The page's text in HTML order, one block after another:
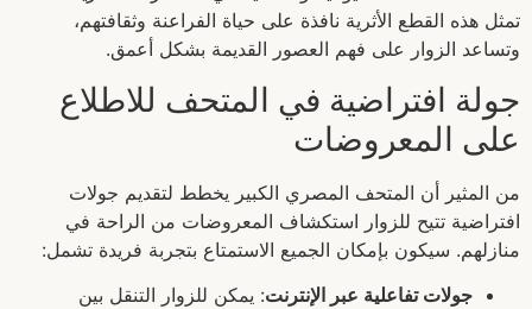
تمثل هذه القطع الأثرية نافذة على حياة الفراعنة وثقافتهم،
وتساعد الزوار على فهم العصور القديمة بشكل أعمق.
جولة افتراضية في المتحف للاطلاع
على المعروضات
من المثير أن المتحف المصري الكبير يخطط لتقديم جولات
افتراضية تتيح للزوار استكشاف المعروضات من الراحة في
منازلهم. سيكون بإمكان الجميع الاستمتاع بتجربة فريدة تشمل:
جولات تفاعلية عبر الإنترنت: يمكن للزوار التنقل بين